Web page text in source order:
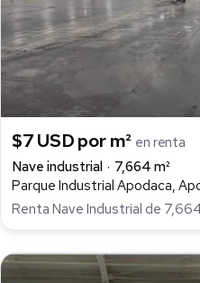
$7 USD por m² en renta
Nave industrial
7,664 m²
Parque Industrial Apodaca,
Renta Nave Industrial de